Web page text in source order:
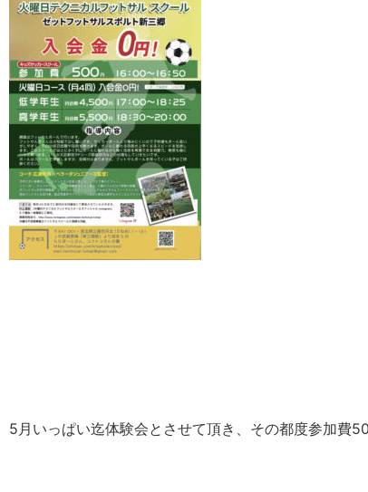
5月いっぱい迄体験会とさせて頂き、その都度参加費